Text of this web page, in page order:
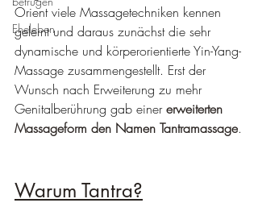
Eheleben
Orient viele Massagetechniken kennen
gelernt und daraus zunächst die sehr
dynamische und körperorientierte Yin-Yang-
Massage zusammengestellt. Erst der
Wunsch nach Erweiterung zu mehr
Genitalberührung gab einer erweiterten
Massageform den Namen Tantramassage.
Warum Tantra?